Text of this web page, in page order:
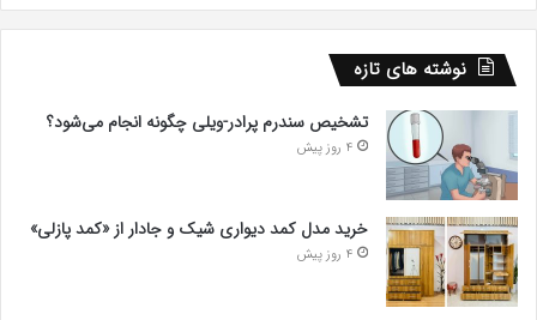
نوشته های تازه
تشخیص سندرم پرادر-ویلی چگونه انجام می‌شود؟
4 روز پیش
خرید مدل کمد دیواری شیک و جادار از «کمد پازلی»
4 روز پیش